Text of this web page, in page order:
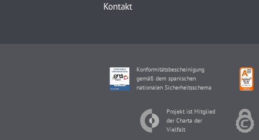
Kontakt
Konformitätsbescheinigung
gemäß dem spanischen
nationalen Sicherheitsschema
Projekt ist Mitglied
der Charta der
Vielfalt